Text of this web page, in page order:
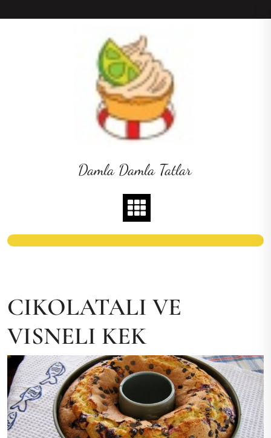
to
Damla Damla Tatlar
CIKOLATALI VE
VISNELI KEK